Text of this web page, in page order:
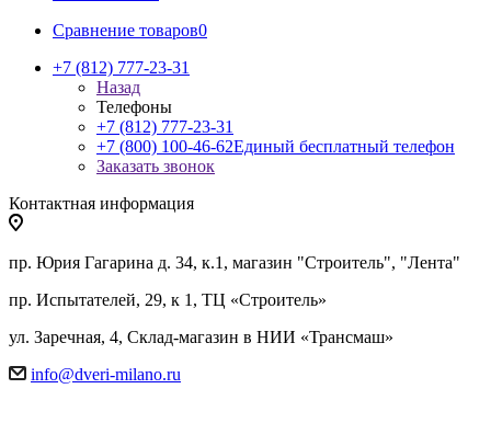
Сравнение товаров0
+7 (812) 777-23-31
Назад
Телефоны
+7 (812) 777-23-31
+7 (800) 100-46-62Единый бесплатный телефон
Заказать звонок
Контактная информация
пр. Юрия Гагарина д. 34, к.1, магазин "Строитель", "Лента"
пр. Испытателей, 29, к 1, ТЦ «Строитель»
ул. Заречная, 4, Склад-магазин в НИИ «Трансмаш»
info@dveri-milano.ru